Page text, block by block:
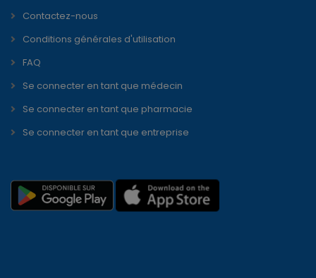
Contactez-nous
Conditions générales d'utilisation
FAQ
Se connecter en tant que médecin
Se connecter en tant que pharmacie
Se connecter en tant que entreprise